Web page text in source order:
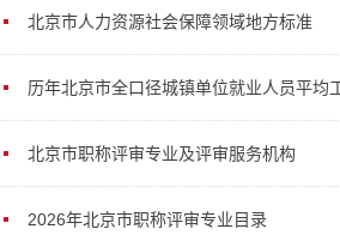
北京市人力资源社会保障领域地方标准
历年北京市全口径城镇单位就业人员平均
北京市职称评审专业及评审服务机构
2026年北京市职称评审专业目录